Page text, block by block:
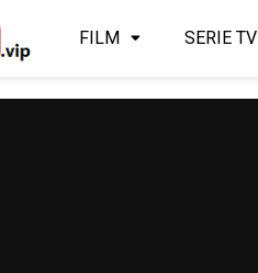
FILM SERIE TV